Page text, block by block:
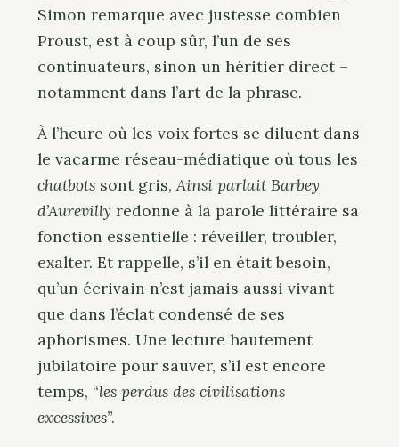
Simon remarque avec justesse combien
Proust, est à coup sûr, l’un de ses
continuateurs, sinon un héritier direct –
notamment dans l’art de la phrase.
À l’heure où les voix fortes se diluent dans
le vacarme réseau-médiatique où tous les
chatbots sont gris,Ainsi parlait Barbey
d’Aurevilly redonne à la parole littéraire sa
fonction essentielle : réveiller, troubler,
exalter. Et rappelle, s’il en était besoin,
qu’un écrivain n’est jamais aussi vivant
que dans l’éclat condensé de ses
aphorismes. Une lecture hautement
jubilatoire pour sauver, s’il est encore
temps, “les perdus des civilisations
excessives”.